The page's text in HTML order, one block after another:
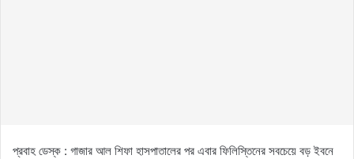
প্রবাহ ডেস্ক : গাজার আল শিফা হাসপাতালের পর এবার ফিলিস্তিনের সবচেয়ে বড় ইবনে